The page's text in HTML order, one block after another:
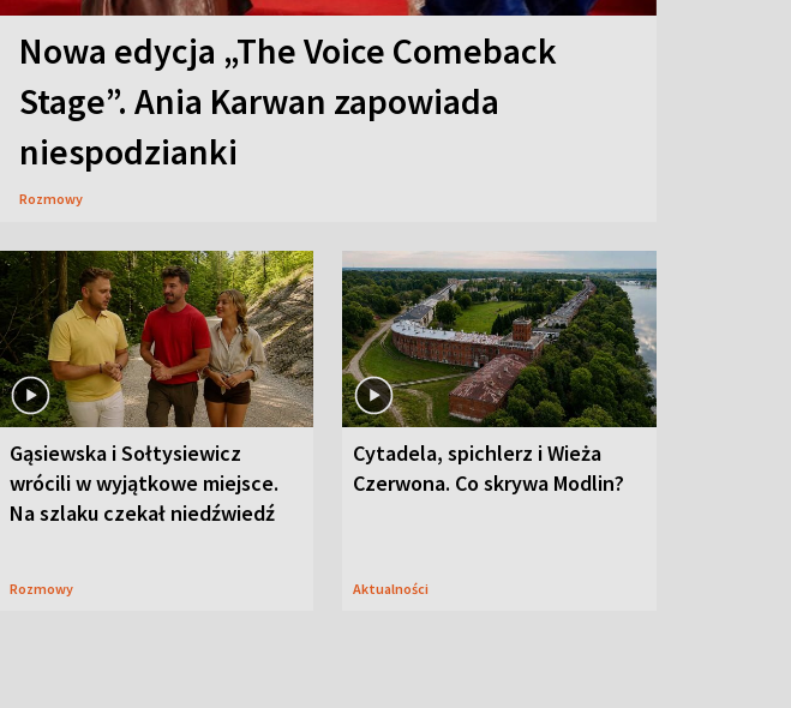
Nowa edycja „The Voice Comeback
Stage”. Ania Karwan zapowiada
niespodzianki
Rozmowy
Gąsiewska i Sołtysiewicz
wrócili w wyjątkowe miejsce.
Na szlaku czekał niedźwiedź
Rozmowy
Cytadela, spichlerz i Wieża
Czerwona. Co skrywa Modlin?
Aktualności